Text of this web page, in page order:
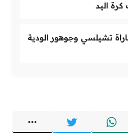
كرة اليد
تشيلسي وجوهور الودية